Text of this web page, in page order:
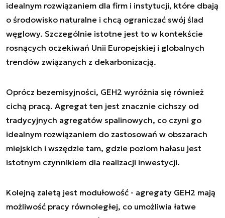
idealnym rozwiązaniem dla firm i instytucji, które dbają
o środowisko naturalne i chcą ograniczać swój ślad
węglowy. Szczególnie istotne jest to w kontekście
rosnących oczekiwań Unii Europejskiej i globalnych
trendów związanych z dekarbonizacją.
Oprócz bezemisyjności, GEH2 wyróżnia się również
cichą pracą. Agregat ten jest znacznie cichszy od
tradycyjnych agregatów spalinowych, co czyni go
idealnym rozwiązaniem do zastosowań w obszarach
miejskich i wszędzie tam, gdzie poziom hałasu jest
istotnym czynnikiem dla realizacji inwestycji.
Kolejną zaletą jest modułowość - agregaty GEH2 mają
możliwość pracy równoległej, co umożliwia łatwe